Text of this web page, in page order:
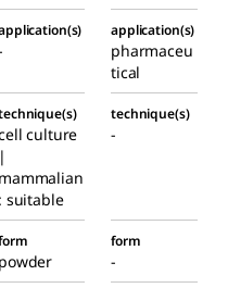
application(s)
pharmaceu
tical
culture
|
mammalian
: suitable
technique(s)
-
powder
form
-